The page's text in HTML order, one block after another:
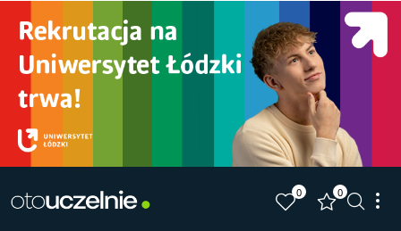
0 0